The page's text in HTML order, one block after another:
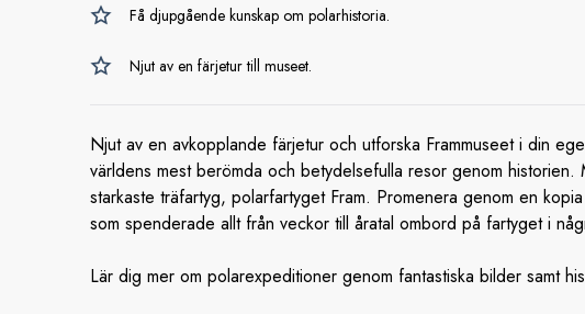
Få djupgående kunskap om polarhistoria.
Njut av en färjetur till museet.
Njut av en avkopplande färjetur och utforska Frammuseet i din
världens mest berömda och betydelsefulla resor genom historien.
starkaste träfartyg, polarfartyget Fram. Promenera genom en
som spenderade allt från veckor till åratal ombord på fartyget i
Lär dig mer om polarexpeditioner genom fantastiska bilder samt